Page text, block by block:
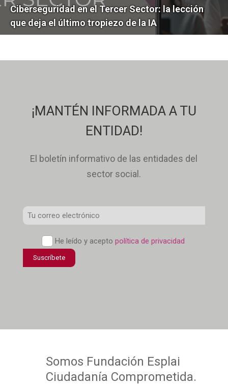
Ciberseguridad en el Tercer Sector: la lección
que deja el último tropiezo de la IA
¡MANTÉN INFORMADA A TU
ENTIDAD!
El boletín informativo de las entidades del
sector social.
Correo
Política
confidencialidad
He leído y aceptopolítica de privacidad
Suscríbete
Somos Fundación Esplai
Ciudadanía Comprometida.